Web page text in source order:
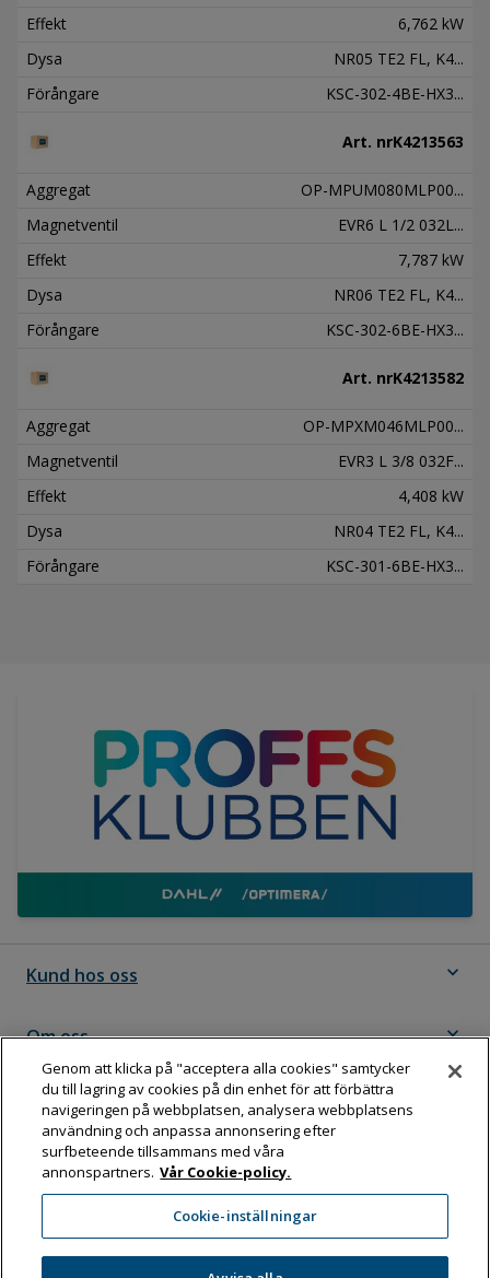
Effekt
6,762 kW
Dysa
NR05 TE2 FL, K4...
Förångare
KSC-302-4BE-HX3...
Art. nrK4213563
Aggregat
OP-MPUM080MLP00...
Magnetventil
EVR6 L 1/2 032L...
Effekt
7,787 kW
Dysa
NR06 TE2 FL, K4...
Förångare
KSC-302-6BE-HX3...
Art. nrK4213582
Aggregat
OP-MPXM046MLP00...
Magnetventil
EVR3 L 3/8 032F...
Effekt
4,408 kW
Dysa
NR04 TE2 FL, K4...
Förångare
KSC-301-6BE-HX3...
Kund hos oss expand_more
Om oss expand_more
Följ Dahl
Dahl Sverige AB
Box 11076, 161 11 BROMMA
Tel:08-583 595 00
Genom att klicka på "acceptera alla cookies" samtycker
du till lagring av cookies på din enhet för att förbättra
navigeringen på webbplatsen, analysera webbplatsens
användning och anpassa annonsering efter
surfbeteende tillsammans med våra
annonspartners. Vår Cookie-policy.
Cookie-inställningar